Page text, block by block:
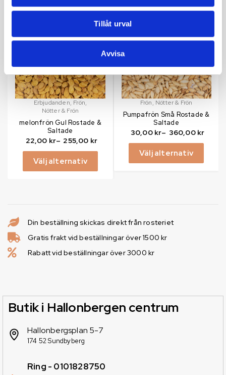
Tillåt urval
Avvisa
Erbjudanden, Frön,
Nötter & Frön
melonfrön Gul Rostade &
Saltade
22,00 kr– 255,00 kr
Välj alternativ
Frön, Nötter & Frön
Pumpafrön Små Rostade &
Saltade
30,00 kr– 360,00 kr
Välj alternativ
Din beställning skickas direkt från rosteriet
Gratis frakt vid beställningar över 1500 kr
Rabatt vid beställningar över 3000 kr
Butik i Hallonbergen centrum
Hallonbergsplan 5-7
174 52 Sundbyberg
Ring - 0101828750